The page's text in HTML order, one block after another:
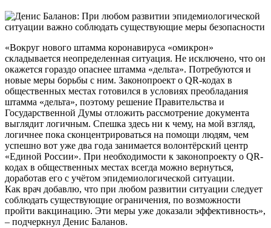
«Вокруг нового штамма коронавируса «омикрон»
складывается неопределенная ситуация. Не исключено, что он
окажется гораздо опаснее штамма «дельта». Потребуются и
новые меры борьбы с ним. Законопроект о QR-кодах в
общественных местах готовился в условиях преобладания
штамма «дельта», поэтому решение Правительства и
Государственной Думы отложить рассмотрение документа
выглядит логичным. Спешка здесь ни к чему, на мой взгляд,
логичнее пока сконцентрироваться на помощи людям, чем
успешно вот уже два года занимается волонтёрский центр
«Единой России». При необходимости к законопроекту о QR-
кодах в общественных местах всегда можно вернуться,
доработав его с учётом эпидемиологической ситуации.
Как врач добавлю, что при любом развитии ситуации следует
соблюдать существующие ограничения, по возможности
пройти вакцинацию. Эти меры уже доказали эффективность»,
– подчеркнул Денис Баланов.